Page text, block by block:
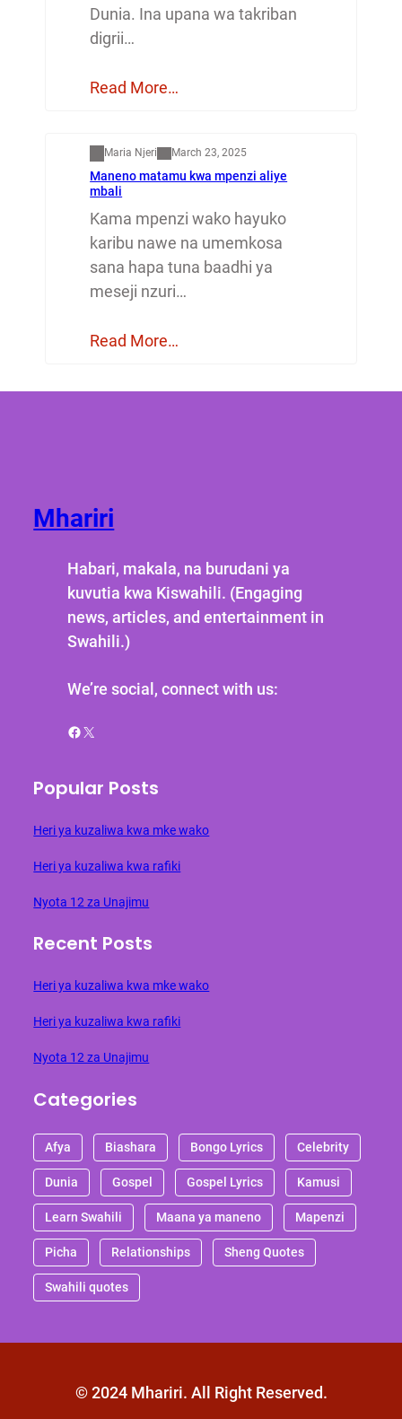
Dunia. Ina upana wa takriban
digrii…
Read More…
Maria Njeri March 23, 2025
Maneno matamu kwa mpenzi aliye
mbali
Kama mpenzi wako hayuko
karibu nawe na umemkosa
sana hapa tuna baadhi ya
meseji nzuri…
Read More…
Mhariri
Habari, makala, na burudani ya
kuvutia kwa Kiswahili. (Engaging
news, articles, and entertainment in
Swahili.)
We’re social, connect with us:
Facebook X
Popular Posts
Heri ya kuzaliwa kwa mke wako
Heri ya kuzaliwa kwa rafiki
Nyota 12 za Unajimu
Recent Posts
Heri ya kuzaliwa kwa mke wako
Heri ya kuzaliwa kwa rafiki
Nyota 12 za Unajimu
Categories
Afya Biashara Bongo Lyrics Celebrity
Dunia Gospel Gospel Lyrics Kamusi
Learn Swahili Maana ya maneno Mapenzi
Picha Relationships Sheng Quotes
Swahili quotes
© 2024 Mhariri. All Right Reserved.